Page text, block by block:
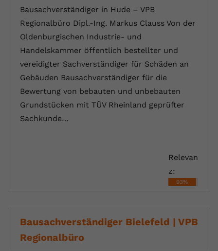
Bausachverständiger in Hude – VPB
Regionalbüro Dipl.-Ing. Markus Clauss Von der
Oldenburgischen Industrie- und
Handelskammer öffentlich bestellter und
vereidigter Sachverständiger für Schäden an
Gebäuden Bausachverständiger für die
Bewertung von bebauten und unbebauten
Grundstücken mit TÜV Rheinland geprüfter
Sachkunde…
Relevan
z:
93%
Bausachverständiger Bielefeld | VPB
Regionalbüro